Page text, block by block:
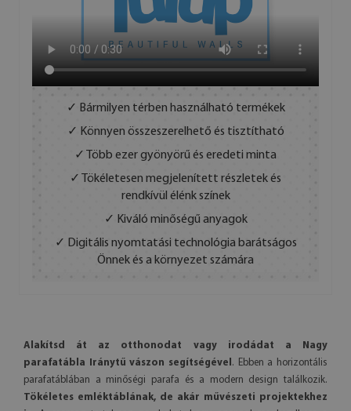
✓ Bármilyen térben használható termékek
✓ Könnyen összeszerelhető és tisztítható
✓ Több ezer gyönyörű és eredeti minta
✓ Tökéletesen megjelenített részletek és
rendkívül élénk színek
✓ Kiváló minőségű anyagok
✓ Digitális nyomtatási technológia barátságos
Önnek és a környezet számára
Alakítsd át az otthonodat vagy irodádat a Nagy
parafatábla Iránytű vászon segítségével . Ebben a horizontális
parafatáblában a minőségi parafa és a modern design találkozik.
Tökéletes emléktáblának, de akár művészeti projektekhez